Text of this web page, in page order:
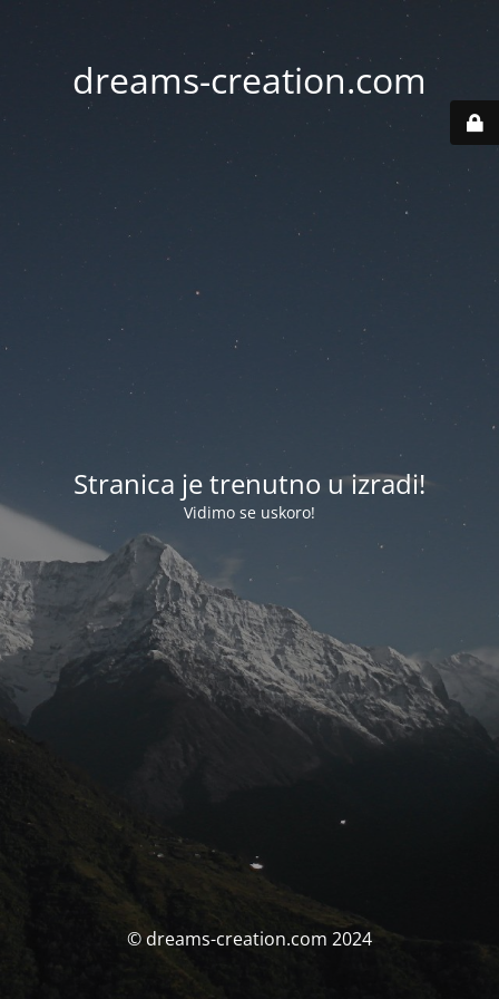
dreams-creation.com
Stranica je trenutno u izradi!
Vidimo se uskoro!
© dreams-creation.com 2024